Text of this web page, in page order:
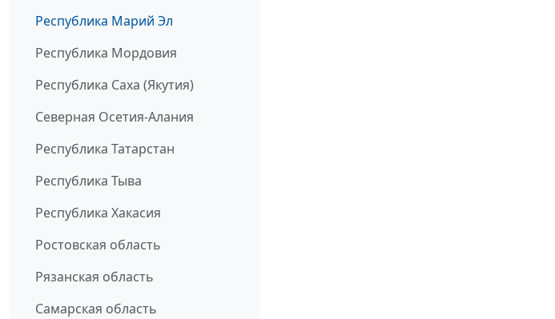
Республика Марий Эл
Республика Мордовия
Республика Саха (Якутия)
Северная Осетия-Алания
Республика Татарстан
Республика Тыва
Республика Хакасия
Ростовская область
Рязанская область
Самарская область